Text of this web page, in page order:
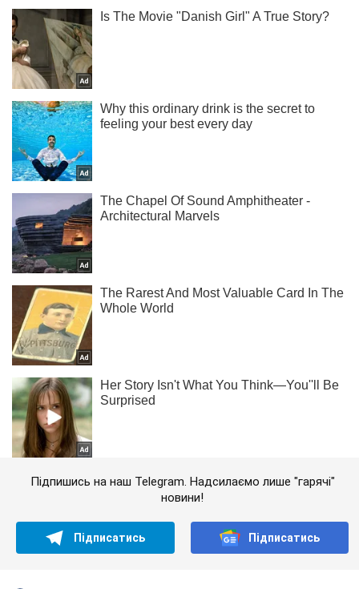
Підпишись на наш Telegram. Надсилаємо лише "гарячі"
новини!
Підписатись Підписатись